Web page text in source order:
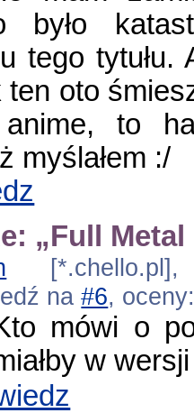
było
tego
ten oto
to
myślałem :/
„Full
[*.chello.pl],
na#6,
mówi o
w